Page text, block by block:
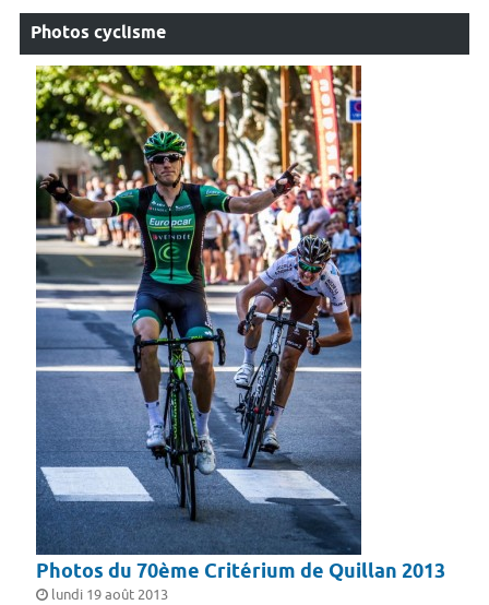
Photos cyclisme
Photos du 70ème Critérium de Quillan 2013
lundi 19 août 2013